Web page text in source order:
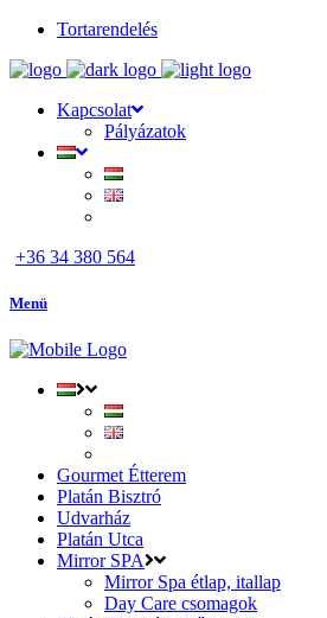
Tortarendelés
Kapcsolat
Pályázatok
+36 34 380 564
Menü
Gourmet Étterem
Platán Bisztró
Udvarház
Platán Utca
Mirror SPA
Mirror Spa étlap, itallap
Day Care csomagok